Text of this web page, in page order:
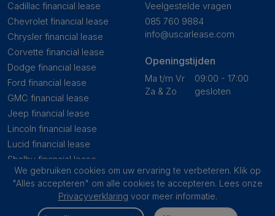
We gebruiken cookies om uw ervaring te verbeteren. Klik op
"Alles accepteren" om alle cookies te accepteren. Lees onze
Privacyverklaring voor meer informatie.
Cadillac financial lease
Chevrolet financial lease
Chrysler financial lease
Corvette financial lease
Dodge financial lease
Ford financial lease
GMC financial lease
Jeep financial lease
Lincoln financial lease
Lucid financial lease
Shelby financial lease
Tesla financial lease
Toyota USA financial lease
Veelgestelde vragen
085 760 9884
info@uscarlease.com
Openingstijden
Ma t/m Vr
09:00 - 17:00
Za & Zo
gesloten